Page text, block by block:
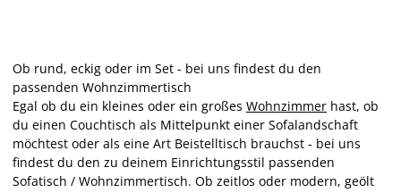
Ob rund, eckig oder im Set - bei uns findest du den
passenden Wohnzimmertisch
Egal ob du ein kleines oder ein großes Wohnzimmer hast, ob
du einen Couchtisch als Mittelpunkt einer Sofalandschaft
möchtest oder als eine Art Beistelltisch brauchst - bei uns
findest du den zu deinem Einrichtungsstil passenden
Sofatisch / Wohnzimmertisch. Ob zeitlos oder modern, geölt